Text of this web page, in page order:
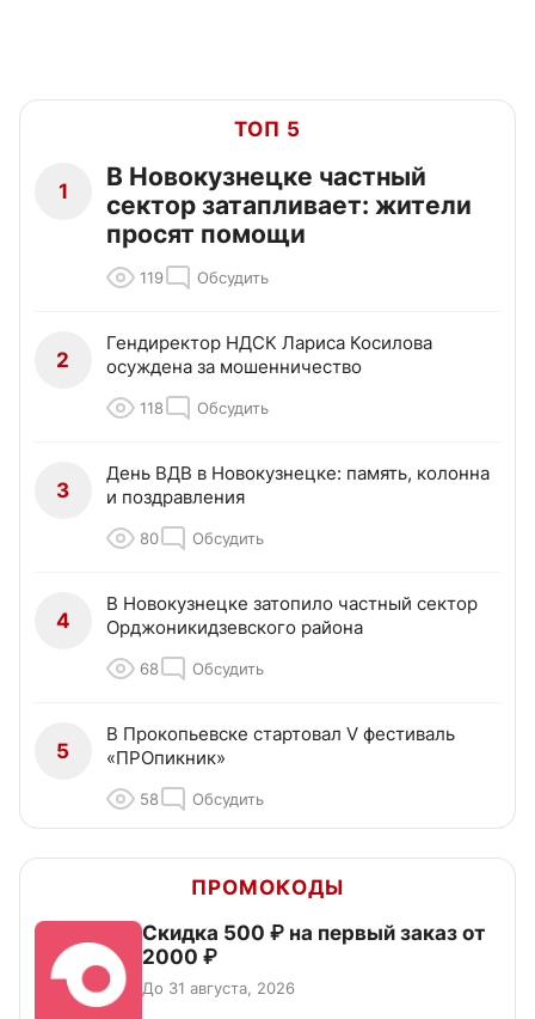
ТОП 5
1
В Новокузнецке частный
сектор затапливает: жители
просят помощи
119 Обсудить
2
Гендиректор НДСК Лариса Косилова
осуждена за мошенничество
118 Обсудить
3
День ВДВ в Новокузнецке: память, колонна
и поздравления
80 Обсудить
4
В Новокузнецке затопило частный сектор
Орджоникидзевского района
68 Обсудить
5
В Прокопьевске стартовал V фестиваль
«ПРОпикник»
58 Обсудить
ПРОМОКОДЫ
Скидка 500 ₽ на первый заказ от
2000 ₽
До 31 августа, 2026